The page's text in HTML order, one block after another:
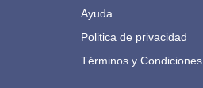
Ayuda
Politica de privacidad
Términos y Condiciones